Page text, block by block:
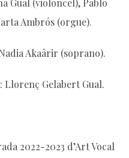
Ambrós (orgue).
Akaârir (soprano).
Llorenç Gelabert Gual.
2022-2023 d’Art Vocal